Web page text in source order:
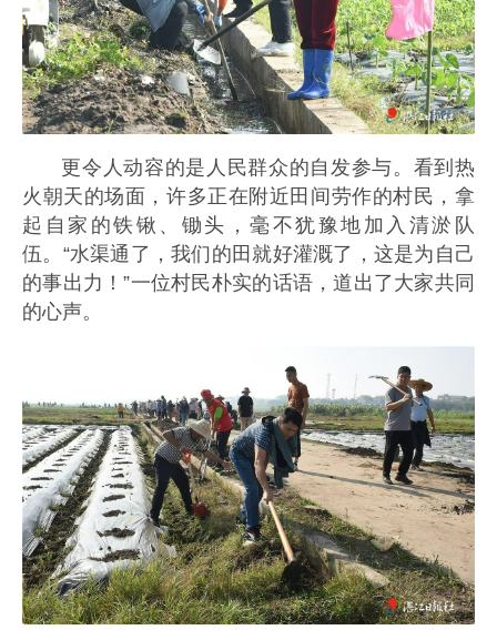
更令人动容的是人民群众的自发参与。看到热
火朝天的场面，许多正在附近田间劳作的村民，拿
起自家的铁锹、锄头，毫不犹豫地加入清淤队
伍。“水渠通了，我们的田就好灌溉了，这是为自己
的事出力！”一位村民朴实的话语，道出了大家共同
的心声。